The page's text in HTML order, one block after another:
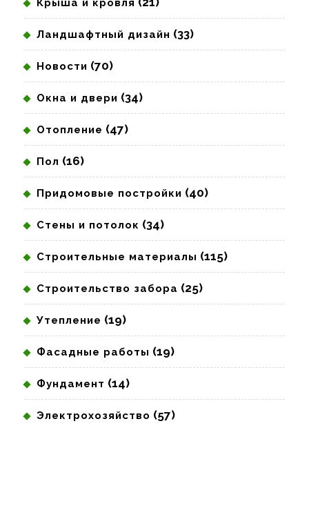
Крыша и кровля
Ландшафтный дизайн (33)
Новости (70)
Окна и двери (34)
Отопление (47)
Пол (16)
Придомовые постройки (40)
Стены и потолок (34)
Строительные материалы (115)
Строительство забора (25)
Утепление (19)
Фасадные работы (19)
Фундамент (14)
Электрохозяйство (57)